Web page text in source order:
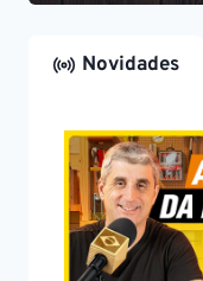
Novidades